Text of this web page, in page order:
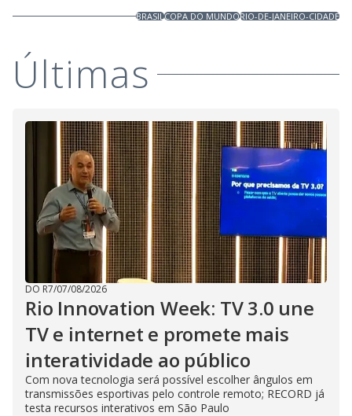
BRASILCOPA DO MUNDORIO-DE-JANEIRO-CIDADE
Últimas
DO R7/07/08/2026
Rio Innovation Week: TV 3.0 une
TV e internet e promete mais
interatividade ao público
Com nova tecnologia será possível escolher ângulos em
transmissões esportivas pelo controle remoto; RECORD já
testa recursos interativos em São Paulo